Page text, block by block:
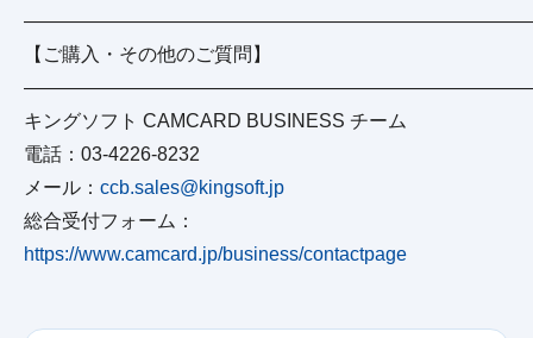
【ご購入・その他のご質問】
キングソフト CAMCARD BUSINESS チーム
電話：03‐4226‐8232
メール： ccb.sales@kingsoft.jp
総合受付フォーム：
https://www.camcard.jp/business/contactpage